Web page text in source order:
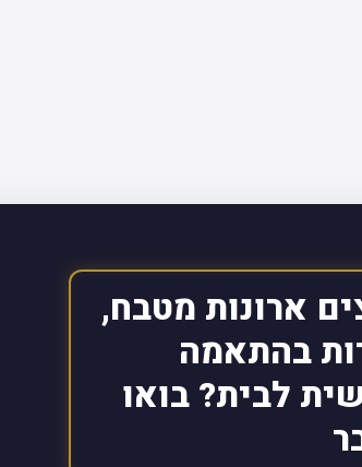
ארונות מטבח,
בהתאמה
לבית? בואו